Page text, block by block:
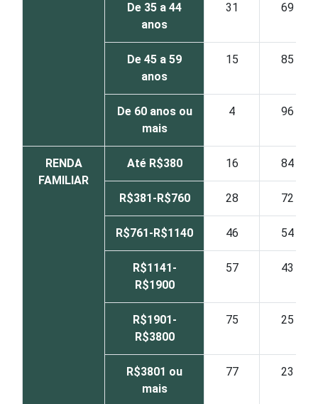
De 35 a 44
anos
31 69
De 45 a 59
anos
15 85
De 60 anos ou
mais
4 96
RENDA
FAMILIAR
Até R$380 16 84
R$381-R$760 28 72
R$761-R$1140 46 54
R$1141-
R$1900
57 43
R$1901-
R$3800
75 25
R$3801 ou
mais
77 23